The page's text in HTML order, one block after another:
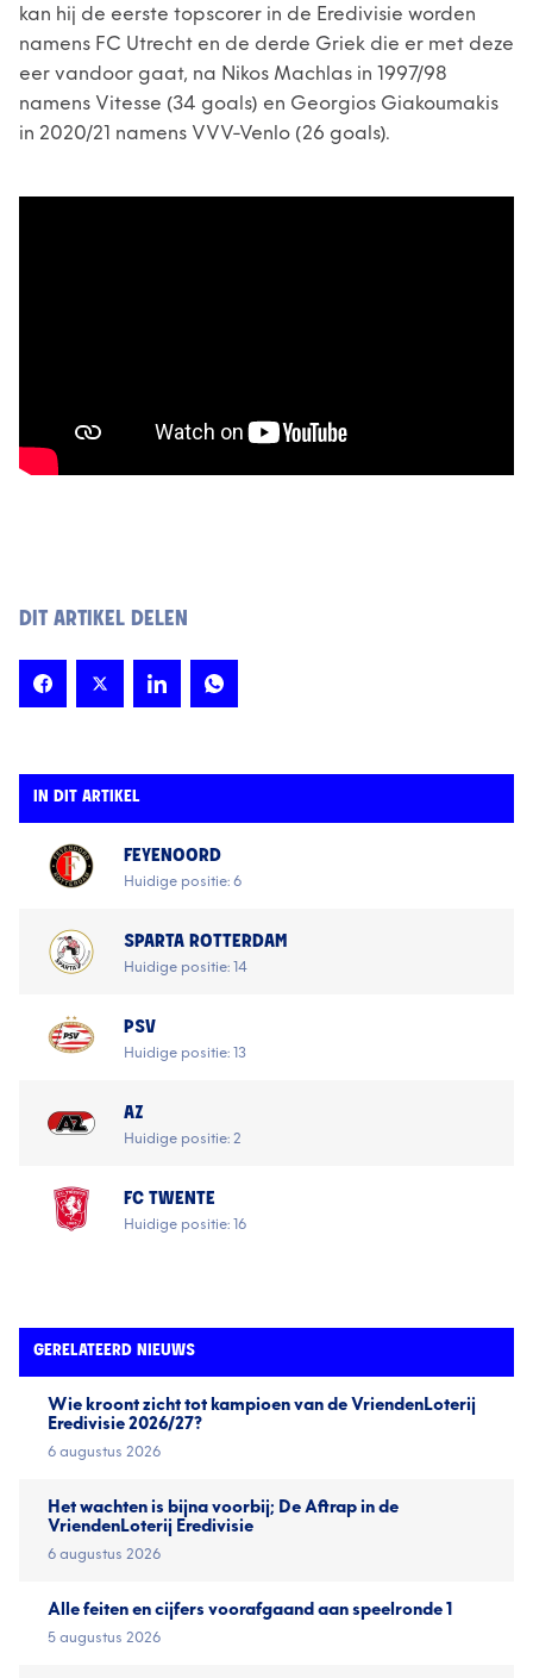
kan hij de eerste topscorer in de Eredivisie worden
namens FC Utrecht en de derde Griek die er met deze
eer vandoor gaat, na Nikos Machlas in 1997/98
namens Vitesse (34 goals) en Georgios Giakoumakis
in 2020/21 namens VVV-Venlo (26 goals).
DIT ARTIKEL DELEN
IN DIT ARTIKEL
FEYENOORD
Huidige positie: 6
SPARTA ROTTERDAM
Huidige positie: 14
PSV
Huidige positie: 13
AZ
Huidige positie: 2
FC TWENTE
Huidige positie: 16
GERELATEERD NIEUWS
Wie kroont zicht tot kampioen van de VriendenLoterij
Eredivisie 2026/27?
6 augustus 2026
Het wachten is bijna voorbij; De Aftrap in de
VriendenLoterij Eredivisie
6 augustus 2026
Alle feiten en cijfers voorafgaand aan speelronde 1
5 augustus 2026